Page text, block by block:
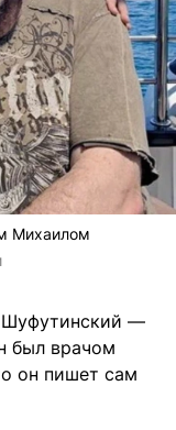
Михаилом
—
был врачом
он пишет сам